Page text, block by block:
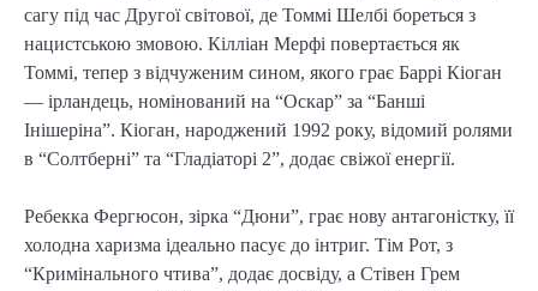
сагу під час Другої світової, де Томмі Шелбі бореться з
нацистською змовою. Кілліан Мерфі повертається як
Томмі, тепер з відчуженим сином, якого грає Баррі Кіоган
— ірландець, номінований на “Оскар” за “Банші
Інішеріна”. Кіоган, народжений 1992 року, відомий ролями
в “Солтберні” та “Гладіаторі 2”, додає свіжої енергії.
Ребекка Фергюсон, зірка “Дюни”, грає нову антагоністку, її
холодна харизма ідеально пасує до інтриг. Тім Рот, з
“Кримінального чтива”, додає досвіду, а Стівен Грем